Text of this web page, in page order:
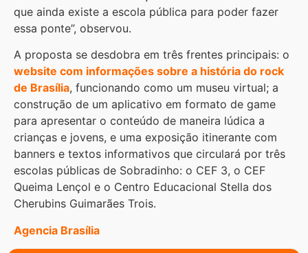
que ainda existe a escola pública para poder fazer
essa ponte”, observou.
A proposta se desdobra em três frentes principais: o
website com informações sobre a história do rock
de Brasília, funcionando como um museu virtual; a
construção de um aplicativo em formato de game
para apresentar o conteúdo de maneira lúdica a
crianças e jovens, e uma exposição itinerante com
banners e textos informativos que circulará por três
escolas públicas de Sobradinho: o CEF 3, o CEF
Queima Lençol e o Centro Educacional Stella dos
Cherubins Guimarães Trois.
Agencia Brasília